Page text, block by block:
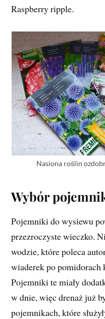
Raspberry ripple.
Nasiona roślin
Wybór
Pojemniki do wysiewu
przezroczyste wieczko.
wodzie, które poleca
wiaderek po
Pojemniki te miały
w dnie, więc drenaż już
pojemnikach, które